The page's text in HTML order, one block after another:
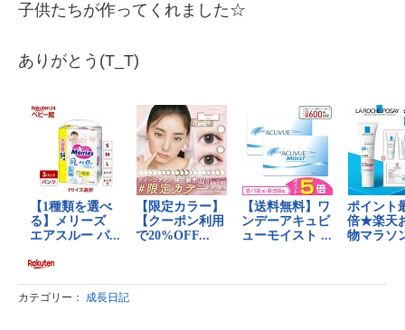
子供たちが作ってくれました☆
ありがとう(T_T)
カテゴリー： 成長日記